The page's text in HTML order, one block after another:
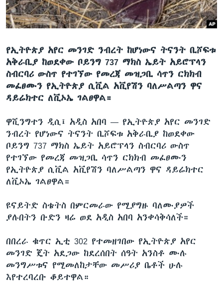
የኢትዮጵያ አየር መንገድ ንብረት ከሆነውና ትናንት ቢሾፍቱ
አቅራቢያ ከወደቀው ቦይንግ 737 ማክስ ኤይት አይሮፕላን
ስብርባሪ ውስጥ የተገኘው የመረጃ መዝጋቢ ሳጥን ርክክብ
መፈፀሙን የኢትዮጵያ ሲቪል አቪየሽን ባለሥልጣን ዋና
ዳይሬክተር ለቪኦኤ ገልፀዋል።
ዋሺንግተን ዲሲ፤ አዲስ አበባ — የኢትዮጵያ አየር መንገድ
ንብረት የሆነውና ትናንት ቢሾፍቱ አቅራቢያ ከወደቀው
ቦይንግ 737 ማክስ ኤይት አይሮፕላን ስብርባሪ ውስጥ
የተገኘው የመረጃ መዝጋቢ ሳጥን ርክክብ መፈፀሙን
የኢትዮጵያ ሲቪል አቪየሽን ባለሥልጣን ዋና ዳይሬክተር
ለቪኦኤ ገልፀዋል።
ዩናይትድ ስቴትስ በምርመራው የሚያግዙ ባለሙያዎች
ያሉበትን ቡድን ዛሬ ወደ አዲስ አበባ አንቀሳቅሳለች።
በበረራ ቁጥር ኢቲ 302 የተመዘገበው የኢትዮጵያ አየር
መንገድ ጄት አደጋው ከደረሰበት ሰዓት አንስቶ ሙሉ
መንግሥቱና የሚመለከታቸው መሥሪያ ቤቶች ሁሉ
እየተረባረቡ ቆይተዋል።